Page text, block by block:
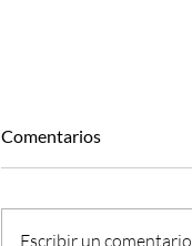
Comentarios
Escribir un comentario...